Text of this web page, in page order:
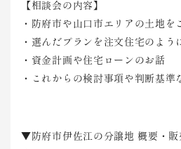
【相談会の内容】
・防府市や山口市エリアの土地を
・選んだプランを注文住宅のよう
・資金計画や住宅ローンのお話
・これからの検討事項や判断基準
▼防府市伊佐江の分譲地 概要・販